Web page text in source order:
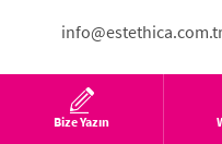
Bize Yazın